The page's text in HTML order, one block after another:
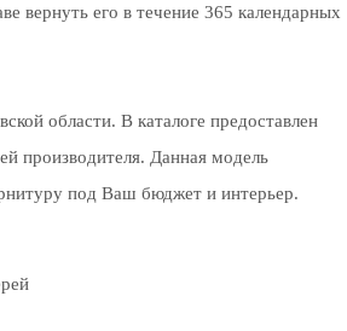
вернуть его в течение 365 календарных
области. В каталоге предоставлен
производителя. Данная модель
под Ваш бюджет и интерьер.